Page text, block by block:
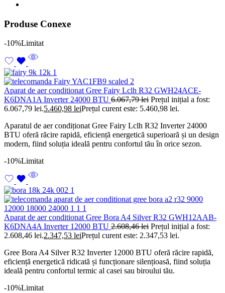
Produse Conexe
-10%Limitat
Aparat de aer conditionat Gree Fairy Lclh R32 GWH24ACE-
K6DNA1A Inverter 24000 BTU 6.067,79lei Prețul inițial a fost:
6.067,79 lei.5.460,98 leiPrețul curent este: 5.460,98 lei.
Aparatul de aer condiționat Gree Fairy Lclh R32 Inverter 24000
BTU oferă răcire rapidă, eficiență energetică superioară și un design
modern, fiind soluția ideală pentru confortul tău în orice sezon.
-10%Limitat
Aparat de aer conditionat Gree Bora A4 Silver R32 GWH12AAB-
K6DNA4A Inverter 12000 BTU 2.608,46lei Prețul inițial a fost:
2.608,46 lei.2.347,53 leiPrețul curent este: 2.347,53 lei.
Gree Bora A4 Silver R32 Inverter 12000 BTU oferă răcire rapidă,
eficiență energetică ridicată și funcționare silențioasă, fiind soluția
ideală pentru confortul termic al casei sau biroului tău.
-10%Limitat